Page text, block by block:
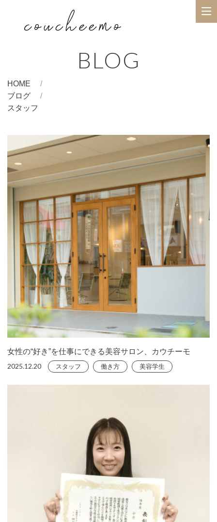
BLOG
HOME
ブログ
スタッフ
女性の“好き”を仕事にできる美容サロン、カウチーモ
2025.12.20
スタッフ 働き方 美容学生